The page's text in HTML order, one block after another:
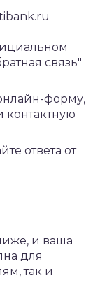
связь"
форму,
контактную
ответа от
и ваша
для
так и